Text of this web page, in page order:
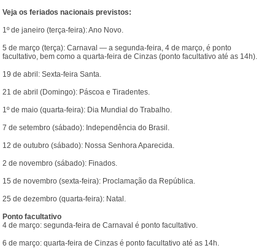
Veja os feriados nacionais previstos:
1º de janeiro (terça-feira): Ano Novo.
5 de março (terça): Carnaval — a segunda-feira, 4 de março, é ponto
facultativo, bem como a quarta-feira de Cinzas (ponto facultativo até as 14h).
19 de abril: Sexta-feira Santa.
21 de abril (Domingo): Páscoa e Tiradentes.
1º de maio (quarta-feira): Dia Mundial do Trabalho.
7 de setembro (sábado): Independência do Brasil.
12 de outubro (sábado): Nossa Senhora Aparecida.
2 de novembro (sábado): Finados.
15 de novembro (sexta-feira): Proclamação da República.
25 de dezembro (quarta-feira): Natal.
Ponto facultativo
4 de março: segunda-feira de Carnaval é ponto facultativo.
6 de março: quarta-feira de Cinzas é ponto facultativo até as 14h.